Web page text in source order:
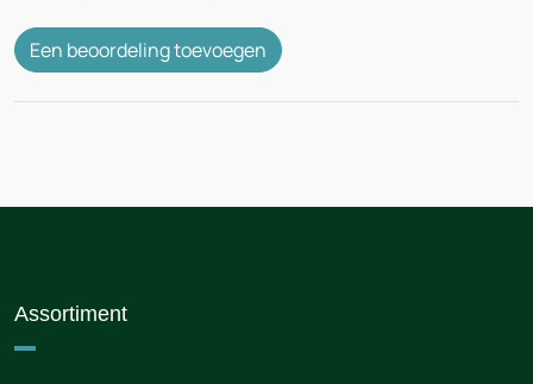
Een beoordeling toevoegen
Assortiment